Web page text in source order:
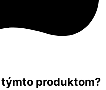
produktom?